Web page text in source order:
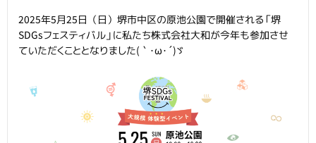
2025年5月25日（日）堺市中区の原池公園で開催される「堺
SDGsフェスティバル」に私たち株式会社大和が今年も参加させ
ていただくこととなりました(｀･ω･´)ゞ